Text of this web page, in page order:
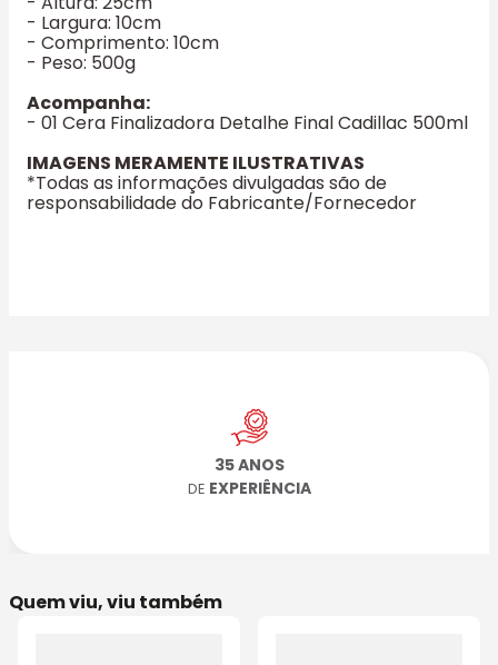
- Largura: 10cm
- Comprimento: 10cm
- Peso: 500g
Acompanha:
- 01 Cera Finalizadora Detalhe Final Cadillac 500ml
IMAGENS MERAMENTE ILUSTRATIVAS
*Todas as informações divulgadas são de
responsabilidade do Fabricante/Fornecedor
35 ANOS
DE EXPERIÊNCIA
Quem viu, viu também